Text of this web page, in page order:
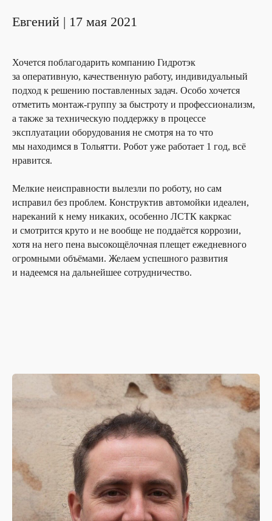
Евгений | 17 мая 2021
Хочется поблагодарить компанию Гидротэк
за оперативную, качественную работу, индивидуальный
подход к решению поставленных задач. Особо хочется
отметить монтаж-группу за быстроту и профессионализм,
а также за техническую поддержку в процессе
эксплуатации оборудования не смотря на то что
мы находимся в Тольятти. Робот уже работает 1 год, всё
нравится.
Мелкие неисправности вылезли по роботу, но сам
исправил без проблем. Конструктив автомойки идеален,
нареканий к нему никаких, особенно ЛСТК какркас
и смотрится круто и не вообще не поддаётся коррозии,
хотя на него пена высокощёлочная плещет ежедневного
огромными объёмами. Желаем успешного развития
и надеемся на дальнейшее сотрудничество.